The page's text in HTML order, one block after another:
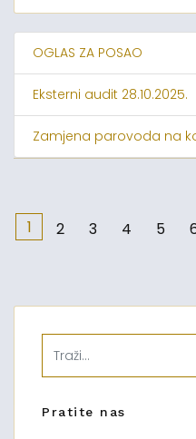
OGLAS ZA POSAO
Eksterni audit 28.10.2025.
Zamjena parovoda na
1 2 3 4 5
Pratite nas